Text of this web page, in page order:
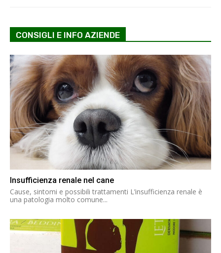
CONSIGLI E INFO AZIENDE
Insufficienza renale nel cane
Cause, sintomi e possibili trattamenti L’insufficienza renale è
una patologia molto comune...